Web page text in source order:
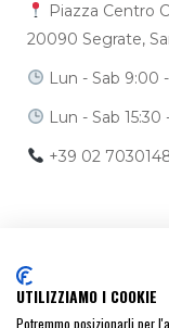
Piazza Centro
20090 Segrate,
Lun - Sab 9:00
Lun - Sab 15:30
+39 02
UTILIZZIAMO I COOKIE
Potremmo posizionarli per